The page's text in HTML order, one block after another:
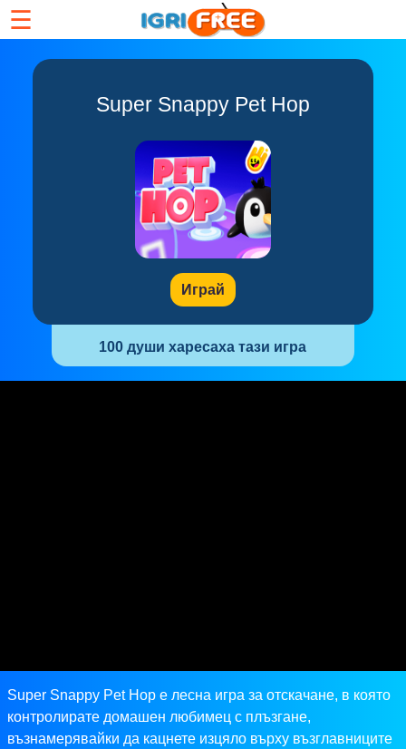
☰
Super Snappy Pet Hop
Играй
100 души харесаха тази игра
Super Snappy Pet Hop е лесна игра за отскачане, в която
контролирате домашен любимец с плъзгане,
възнамерявайки да кацнете изцяло върху възглавниците